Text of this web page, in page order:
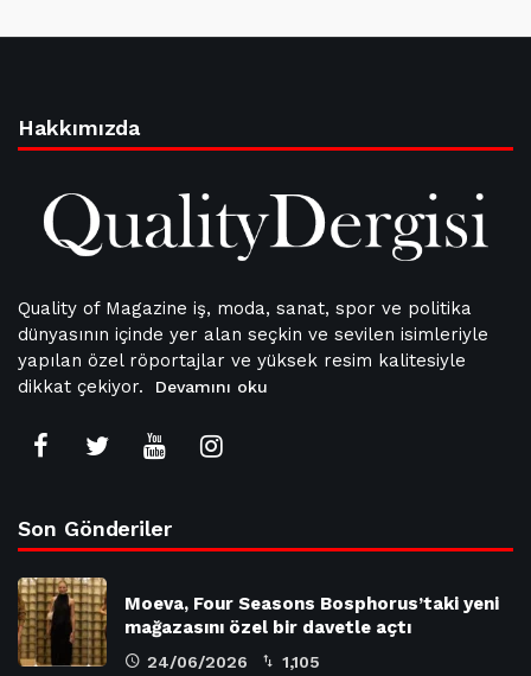
Hakkımızda
Quality of Magazine iş, moda, sanat, spor ve politika
dünyasının içinde yer alan seçkin ve sevilen isimleriyle
yapılan özel röportajlar ve yüksek resim kalitesiyle
dikkat çekiyor.
Devamını oku
Son Gönderiler
Moeva, Four Seasons Bosphorus’taki yeni
mağazasını özel bir davetle açtı
24/06/2026 1,105